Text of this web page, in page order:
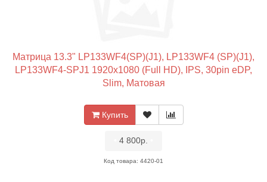
Матрица 13.3" LP133WF4(SP)(J1), LP133WF4 (SP)(J1),
LP133WF4-SPJ1 1920x1080 (Full HD), IPS, 30pin eDP,
Slim, Матовая
Купить
4 800р.
Код товара: 4420-01